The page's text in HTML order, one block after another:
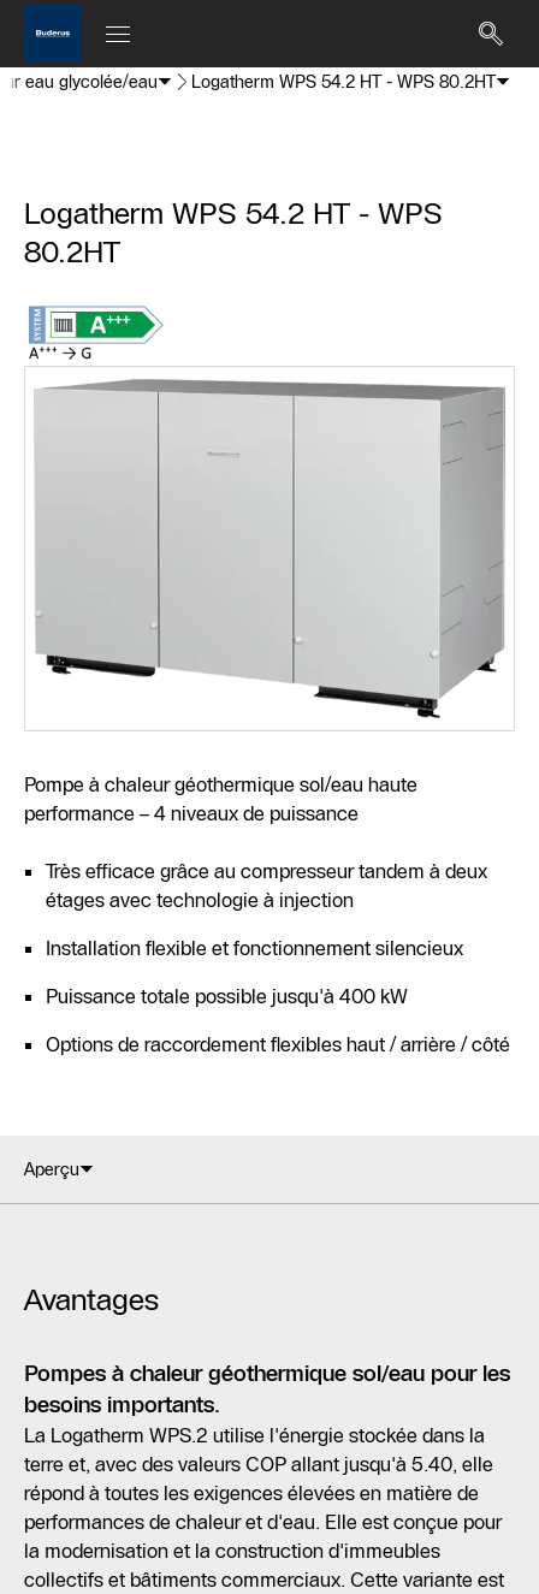
eau glycolée/eau Logatherm WPS 54.2 HT - WPS 80.2HT
Logatherm WPS 54.2 HT - WPS
80.2HT
Pompe à chaleur géothermique sol/eau haute
performance – 4 niveaux de puissance
Très efficace grâce au compresseur tandem à deux
étages avec technologie à injection
Installation flexible et fonctionnement silencieux
Puissance totale possible jusqu'à 400 kW
Options de raccordement flexibles haut / arrière / côté
Aperçu
Avantages
Pompes à chaleur géothermique sol/eau pour les
besoins importants.
La Logatherm WPS.2 utilise l'énergie stockée dans la
terre et, avec des valeurs COP allant jusqu'à 5.40, elle
répond à toutes les exigences élevées en matière de
performances de chaleur et d'eau. Elle est conçue pour
la modernisation et la construction d'immeubles
collectifs et bâtiments commerciaux. Cette variante est